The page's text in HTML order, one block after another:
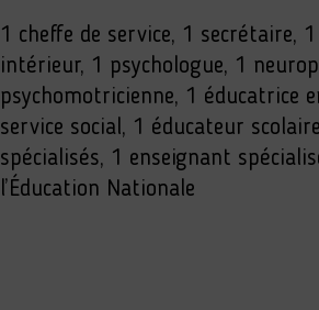
1 cheffe de service, 1 secrétaire,
intérieur, 1 psychologue, 1
psychomotricienne, 1 éducatrice
service social, 1 éducateur
spécialisés, 1 enseignant
l’Éducation Nationale